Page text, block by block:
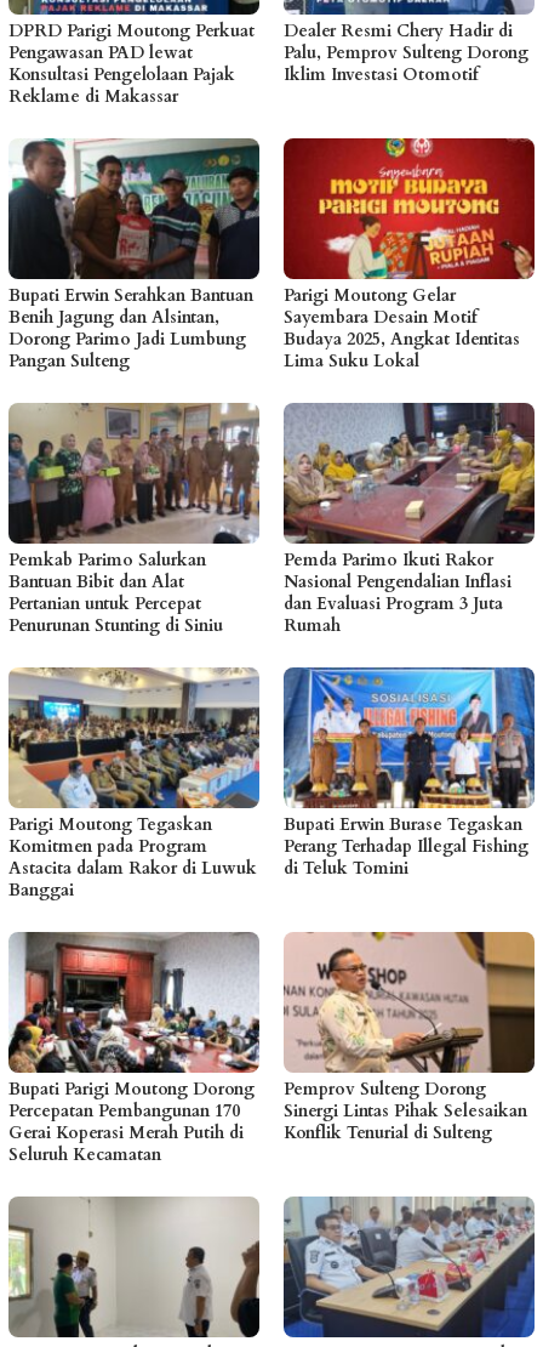
DPRD Parigi Moutong Perkuat
Pengawasan PAD lewat
Konsultasi Pengelolaan Pajak
Reklame di Makassar
Dealer Resmi Chery Hadir di
Palu, Pemprov Sulteng Dorong
Iklim Investasi Otomotif
Bupati Erwin Serahkan Bantuan
Benih Jagung dan Alsintan,
Dorong Parimo Jadi Lumbung
Pangan Sulteng
Parigi Moutong Gelar
Sayembara Desain Motif
Budaya 2025, Angkat Identitas
Lima Suku Lokal
Pemkab Parimo Salurkan
Bantuan Bibit dan Alat
Pertanian untuk Percepat
Penurunan Stunting di Siniu
Pemda Parimo Ikuti Rakor
Nasional Pengendalian Inflasi
dan Evaluasi Program 3 Juta
Rumah
Parigi Moutong Tegaskan
Komitmen pada Program
Astacita dalam Rakor di Luwuk
Banggai
Bupati Erwin Burase Tegaskan
Perang Terhadap Illegal Fishing
di Teluk Tomini
Bupati Parigi Moutong Dorong
Percepatan Pembangunan 170
Gerai Koperasi Merah Putih di
Seluruh Kecamatan
Pemprov Sulteng Dorong
Sinergi Lintas Pihak Selesaikan
Konflik Tenurial di Sulteng